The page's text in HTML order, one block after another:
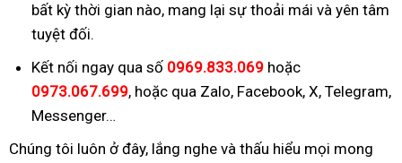
bất kỳ thời gian nào, mang lại sự thoải mái và yên tâm
tuyệt đối.
Kết nối ngay qua số 0969.833.069 hoặc
0973.067.699, hoặc qua Zalo, Facebook, X, Telegram,
Messenger…
Chúng tôi luôn ở đây, lắng nghe và thấu hiểu mọi mong